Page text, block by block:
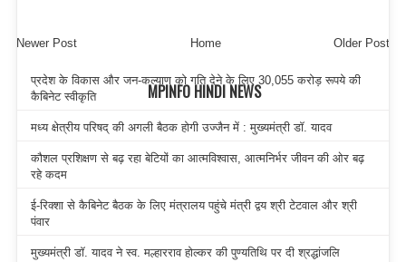
Newer Post Older Post
Home
MPINFO HINDI NEWS
प्रदेश के विकास और जन-कल्याण को गति देने के लिए 30,055 करोड़ रूपये की
कैबिनेट स्वीकृति
मध्य क्षेत्रीय परिषद् की अगली बैठक होगी उज्जैन में : मुख्यमंत्री डॉ. यादव
कौशल प्रशिक्षण से बढ़ रहा बेटियों का आत्मविश्वास, आत्मनिर्भर जीवन की ओर बढ़
रहे कदम
ई-रिक्शा से कैबिनेट बैठक के लिए मंत्रालय पहुंचे मंत्री द्वय श्री टेटवाल और श्री
पंवार
मुख्यमंत्री डॉ. यादव ने स्व. मल्हारराव होल्कर की पुण्यतिथि पर दी श्रद्धांजलि